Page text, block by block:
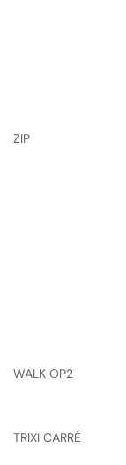
ZIP
WALK OP2
TRIXI CARRÉ